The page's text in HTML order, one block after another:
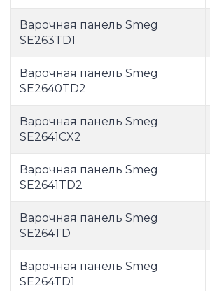
Варочная панель Smeg
SE263TD1
Варочная панель Smeg
SE2640TD2
Варочная панель Smeg
SE2641CX2
Варочная панель Smeg
SE2641TD2
Варочная панель Smeg
SE264TD
Варочная панель Smeg
SE264TD1